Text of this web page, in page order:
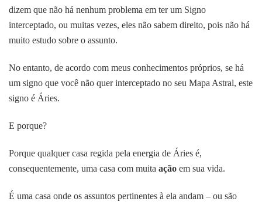
ou
dizem que não há nenhum problema em ter um Signo
interceptado, ou muitas vezes, eles não sabem direito, pois não há
muito estudo sobre o assunto.
No entanto, de acordo com meus conhecimentos próprios, se há
um signo que você não quer interceptado no seu Mapa Astral, este
signo é Áries.
E porque?
Porque qualquer casa regida pela energia de Áries é,
consequentemente, uma casa com muita ação em sua vida.
É uma casa onde os assuntos pertinentes à ela andam – ou são